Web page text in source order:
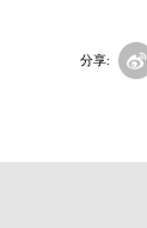
分享: